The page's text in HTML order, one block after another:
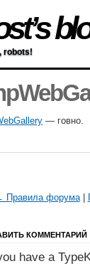
robots!
— говно.
Правила форума|
КОММЕНТАРИЙ
have a